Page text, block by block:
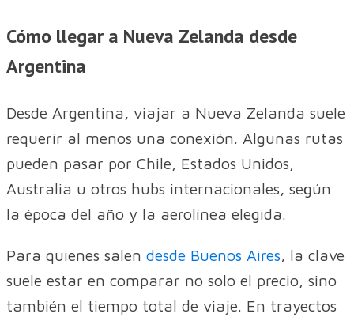
Cómo llegar a Nueva Zelanda desde
Argentina
Desde Argentina, viajar a Nueva Zelanda suele
requerir al menos una conexión. Algunas rutas
pueden pasar por Chile, Estados Unidos,
Australia u otros hubs internacionales, según
la época del año y la aerolínea elegida.
Para quienes salen desde Buenos Aires, la clave
suele estar en comparar no solo el precio, sino
también el tiempo total de viaje. En trayectos